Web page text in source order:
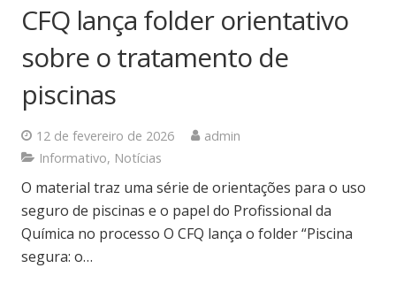
CFQ lança folder orientativo
sobre o tratamento de
piscinas
12 de fevereiro de 2026
admin
Informativo, Notícias
O material traz uma série de orientações para o uso
seguro de piscinas e o papel do Profissional da
Química no processo O CFQ lança o folder “Piscina
segura: o…